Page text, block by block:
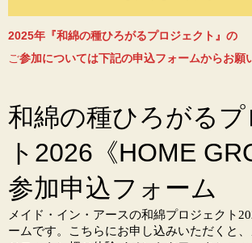
2025年『和綿の種ひろがるプロジェクト』の
ご参加については下記の申込フォームからお願